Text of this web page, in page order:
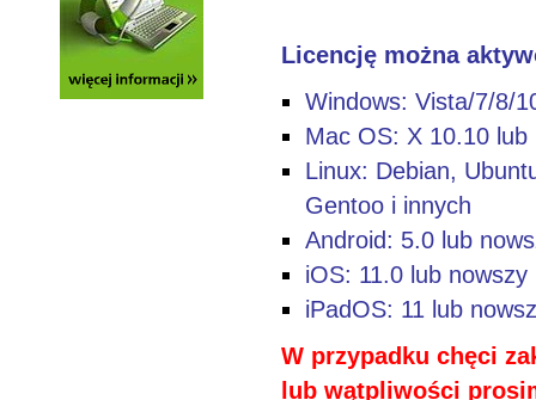
Licencję można
Windows: Vista/7/8/
Mac OS: X 10.10 lub
Linux: Debian,
Gentoo i innych
Android: 5.0 lub
iOS: 11.0 lub nowszy
iPadOS: 11 lub
W przypadku chęci
lub wątpliwości